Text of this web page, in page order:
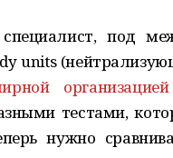
под
units
тестами,
нужно